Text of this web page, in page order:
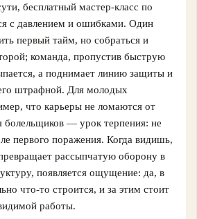
бесплатный мастер-класс по
с давлением и ошибками. Один
первый тайм, но собраться и
команда, пропустив быструю
а поднимает линию защиты и
штрафной. Для молодых
что карьеры не ломаются от
болельщиков — урок терпения: не
первого поражения. Когда видишь,
рассыпчатую оборону в
появляется ощущение: да, в
что-то строится, и за этим стоит
работы.